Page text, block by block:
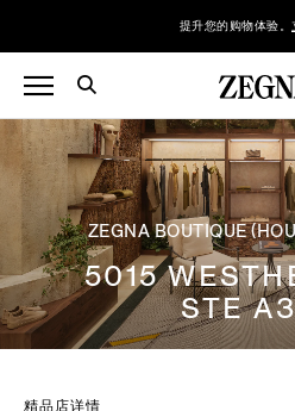
提升您的购物体验。
ZEGNA BOUTIQUE
5015
STE
精品店详情